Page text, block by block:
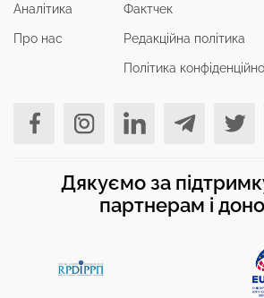
Аналітика
Про нас
Фактчек
Редакційна політика
Політика
Дякуємо за
партнерам і